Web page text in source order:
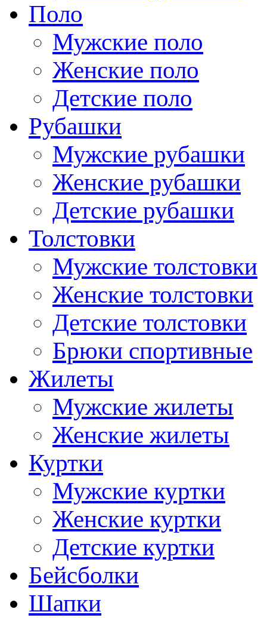
Поло
Мужские поло
Женские поло
Детские поло
Рубашки
Мужские рубашки
Женские рубашки
Детские рубашки
Толстовки
Мужские толстовки
Женские толстовки
Детские толстовки
Брюки спортивные
Жилеты
Мужские жилеты
Женские жилеты
Куртки
Мужские куртки
Женские куртки
Детские куртки
Бейсболки
Шапки